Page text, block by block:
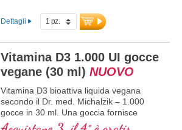
mantenimento di ossa normali,
contribuisce alla normale funzione
Germania senza ingegneria genetica, in
una produzione interna controllata
esistente da 25 anni, vegano, senza
additivi e testato in laboratorio.
Sviluppato da medici.
maggiori informazioni su Vitamina
D3 + K2
Dettagli
Vitamina D3 1.000 UI gocce
vegane (30 ml) NUOVO
Vitamina D3 bioattiva liquida vegana
secondo il Dr. med. Michalzik – 1.000
gocce in 30 ml. Una goccia fornisce
1.000 IE di vitamina D3 vegana. Massima